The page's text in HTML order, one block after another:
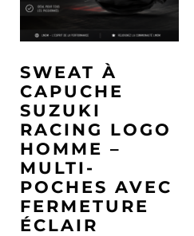
SWEAT À
CAPUCHE
SUZUKI
RACING LOGO
HOMME –
MULTI-
POCHES AVEC
FERMETURE
ÉCLAIR